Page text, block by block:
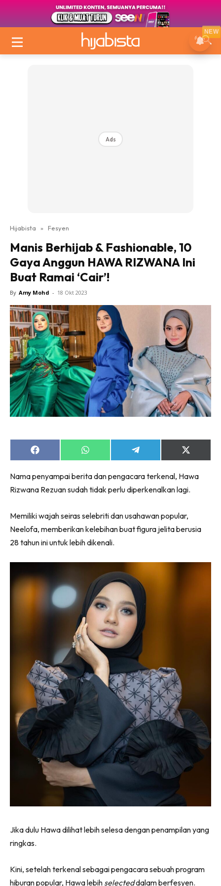
Ads
Hijabista » Fesyen
Manis Berhijab & Fashionable, 10
Gaya Anggun HAWA RIZWANA Ini
Buat Ramai ‘Cair’!
By Amy Mohd - 18 Okt 2023
Share
on
Share
on
Share
on
Share
on
(Twitter)
Nama penyampai berita dan pengacara terkenal, Hawa
Rizwana Rezuan sudah tidak perlu diperkenalkan lagi.
Memiliki wajah seiras selebriti dan usahawan popular,
Neelofa, memberikan kelebihan buat figura jelita berusia
28 tahun ini untuk lebih dikenali.
Jika dulu Hawa dilihat lebih selesa dengan penampilan yang
ringkas.
Kini, setelah terkenal sebagai pengacara sebuah program
hiburan popular, Hawa lebih selecteddalam berfesyen.
NEW